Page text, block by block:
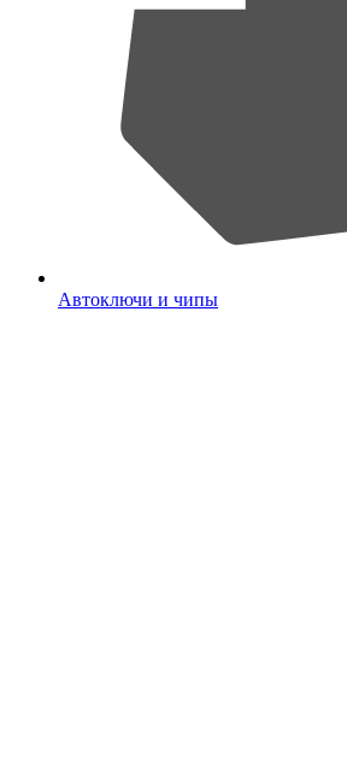
Автоключи и чипы